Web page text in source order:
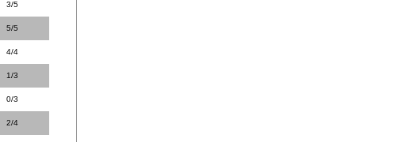
3/5
5/5
4/4
1/3
0/3
2/4